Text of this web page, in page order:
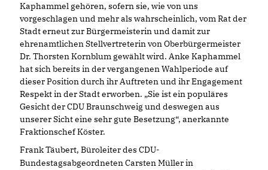
Kaphammel gehören, sofern sie, wie von uns
vorgeschlagen und mehr als wahrscheinlich, vom Rat der
Stadt erneut zur Bürgermeisterin und damit zur
ehrenamtlichen Stellvertreterin von Oberbürgermeister
Dr. Thorsten Kornblum gewählt wird. Anke Kaphammel
hat sich bereits in der vergangenen Wahlperiode auf
dieser Position durch ihr Auftreten und ihr Engagement
Respekt in der Stadt erworben. „Sie ist ein populäres
Gesicht der CDU Braunschweig und deswegen aus
unserer Sicht eine sehr gute Besetzung“, anerkannte
Fraktionschef Köster.
Frank Täubert, Büroleiter des CDU-
Bundestagsabgeordneten Carsten Müller in